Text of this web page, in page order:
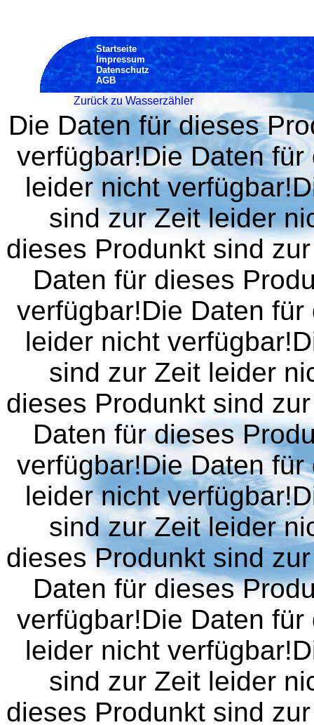
Startseite
Impressum
Datenschutz
AGB
Zurück zu Wasserzähler
Die Daten für dieses
verfügbar!Die Daten
leider nicht
sind zur Zeit leider
dieses Produnkt sind
Daten für dieses
verfügbar!Die Daten
leider nicht
sind zur Zeit leider
dieses Produnkt sind
Daten für dieses
verfügbar!Die Daten
leider nicht
sind zur Zeit leider
dieses Produnkt sind
Daten für dieses
verfügbar!Die Daten
leider nicht
sind zur Zeit leider
dieses Produnkt sind